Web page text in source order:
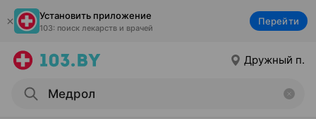
Установить приложение
103: поиск лекарств и врачей
Перейти
Дружный п.